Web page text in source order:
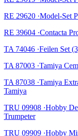
RE 29620 ·Model-Set
RE 39604 ·Contacta
TA 74046 ·Feilen Set
TA 87003 ·Tamiya
TA 87038 ·Tamiya
Tamiya
TRU 09908 ·Hobby
Trumpeter
TRU 09909 ·Hobby